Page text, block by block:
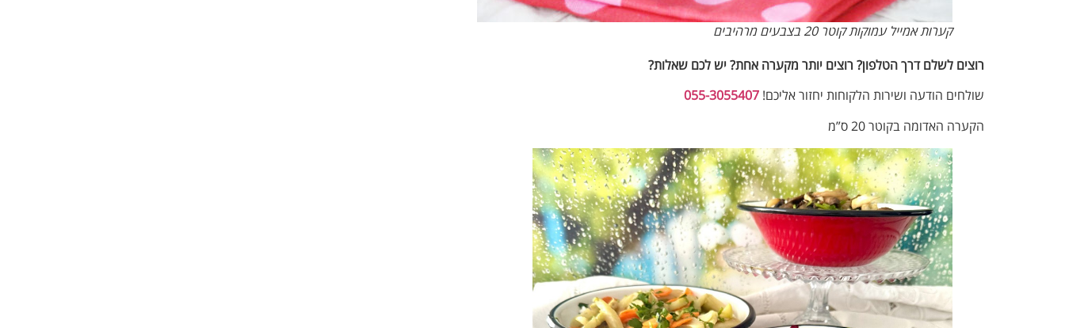
קערות אמייל עמוקות קוטר 20 בצבעים מרהיבים
רוצים לשלם דרך הטלפון? רוצים יותר מקערה אחת? יש לכם שאלות?
שולחים הודעה ושירות הלקוחות יחזור אליכם! 055-3055407‬
הקערה האדומה בקוטר 20 ס”מ